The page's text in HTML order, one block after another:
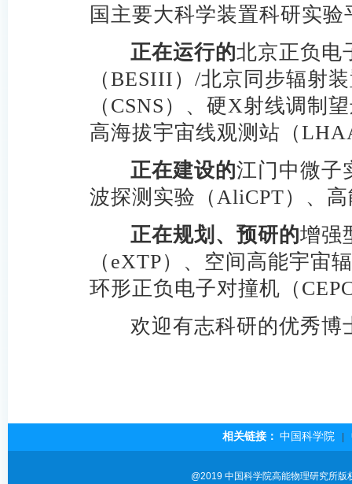
国主要大科学装置科研实
正在运行的北京正负电
（BESIII）/北京同步辐射
（CSNS）、硬X射线调制
高海拔宇宙线观测站（
正在建设的江门中微子
波探测实验（AliCPT）、
正在规划、预研的增强
（eXTP）、空间高能宇宙
环形正负电子对撞机（
欢迎有志科研的优秀博
相关链接： 中国科学院
@2019 中国科学院高能物理研究所版